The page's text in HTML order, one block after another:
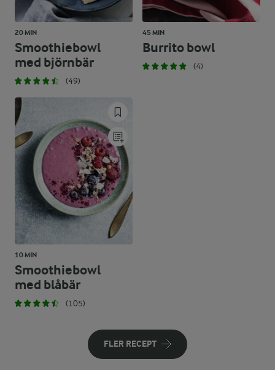
20 MIN
Smoothiebowl
med björnbär
(49)
45 MIN
Burrito bowl
(4)
10 MIN
Smoothiebowl
med blåbär
(105)
FLER RECEPT